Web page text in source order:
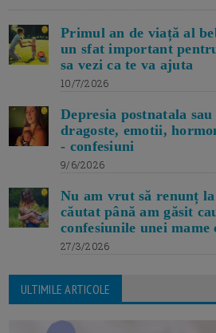
Primul an de viață al
un sfat important
sa vezi ca te va ajuta
10/7/2026
Depresia postnatala
dragoste, emotii,
- confesiuni
9/6/2026
Nu am vrut să renunț
căutat până am găsit
confesiunile unei mame
27/3/2026
ULTIMILE ARTICOLE